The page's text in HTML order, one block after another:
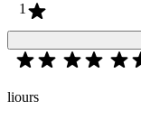
1
liours